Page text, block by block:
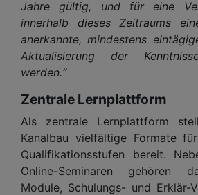
Jahre gültig, und für eine
innerhalb dieses Zeitraums
anerkannte, mindestens
Aktualisierung der
werden.“
Zentrale Lernplattform
Als zentrale Lernplattform
Kanalbau vielfältige Formate
Qualifikationsstufen bereit.
Online-Seminaren gehören
Module, Schulungs- und Erklär-